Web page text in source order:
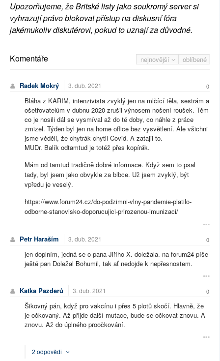
Upozorňujeme, že Britské listy jako soukromý server si
vyhrazují právo blokovat přístup na diskusní fóra
jakémukoliv diskutérovi, pokud to uznají za důvodné.
nejnovější oblíbené
Komentáře
Radek Mokrý 3. dub. 2021 0
Bláha z KARIM, intenzivista zvyklý jen na mlčící těla, sestrám a
ošetřovatelům v dubnu 2020 zrušil výnosem nošení roušek. Těm
co je nosili dál se vysmíval až do té doby, co náhle z práce
zmizel. Týden byl jen na home office bez vysvětlení. Ale všichni
jsme věděli, že chytrák chytil Covid. A zatajil to.
MUDr. Balík odtamtud je totéž přes kopírák.
Mám od tamtud tradičně dobré informace. Když sem to psal
tady, byl jsem jako obvykle za blbce. Už jsem zvyklý, být
vpředu je veselý.
https://www.forum24.cz/do-podzimni-vlny-pandemie-platilo-
odborne-stanovisko-doporucujici-prirozenou-imunizaci/
Petr Haraším 3. dub. 2021 0
jen doplním, jedná se o pana Jiřího X. doležala. na forum24 píše
ještě pan Doležal Bohumil, tak ať nedojde k nepřesnostem.
Katka Pazderů 3. dub. 2021 0
Šikovný pán, když pro vakcínu i přes 5 plotů skočí. Hlavně, že
je očkovaný. Až přijde další mutace, bude se očkovat znovu. A
znovu. Až do úplného proočkování.
2 odpovědi